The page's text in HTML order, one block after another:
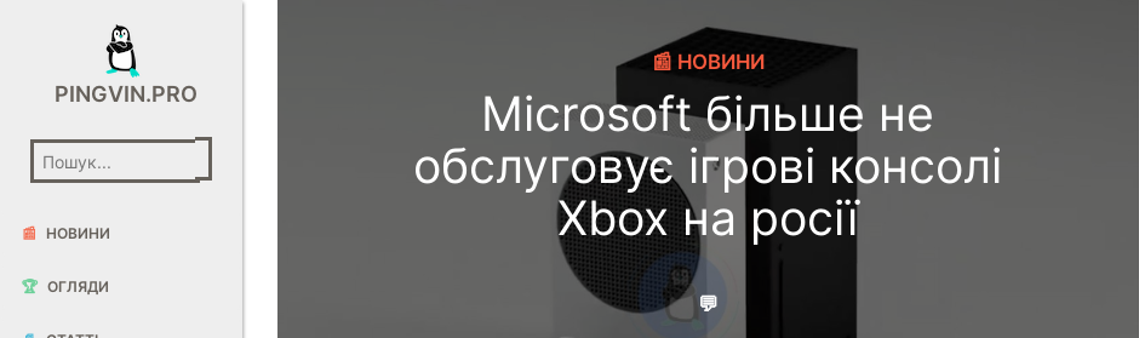
PINGVIN.PRO
📰 НОВИНИ
🏆 ОГЛЯДИ
📰 НОВИНИ
Microsoft більше не
обслуговує ігрові консолі
Xbox на росії
💬